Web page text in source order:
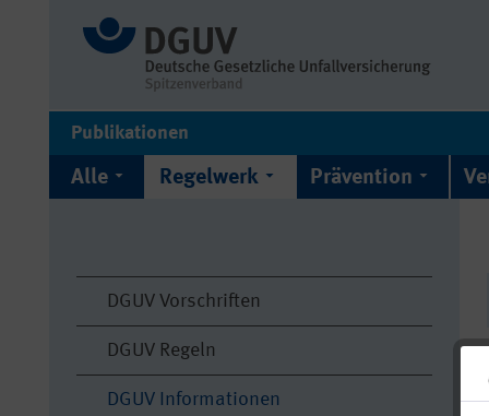
Publikationen
Alle Regelwerk Prävention
DGUV Vorschriften
DGUV Regeln
DGUV Informationen